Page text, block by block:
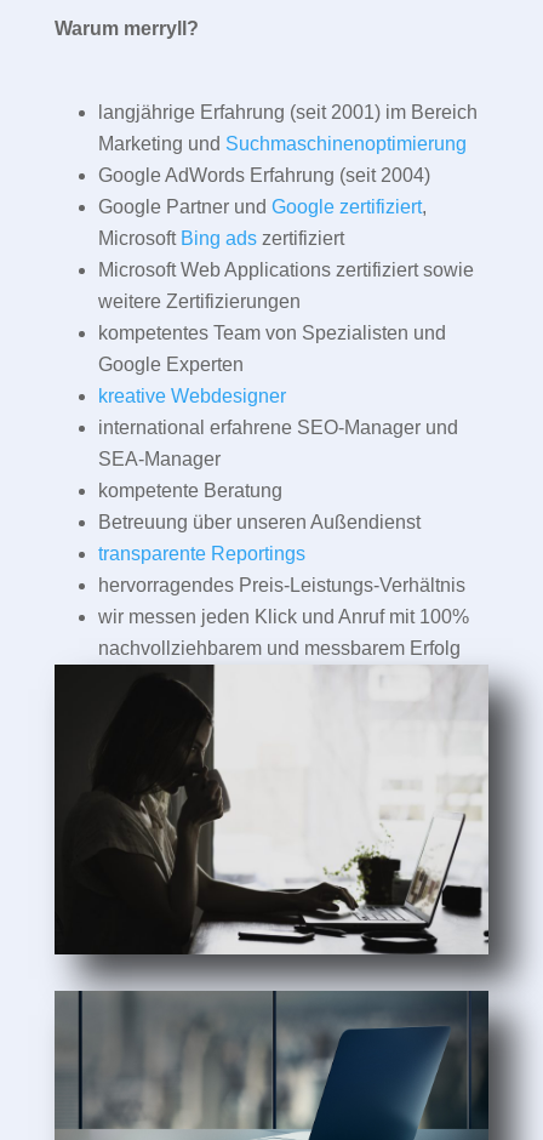
Warum merryll?
langjährige Erfahrung (seit 2001) im Bereich
Marketing und Suchmaschinenoptimierung
Google AdWords Erfahrung (seit 2004)
Google Partner und Google zertifiziert,
Microsoft Bing adszertifiziert
Microsoft Web Applications zertifiziert sowie
weitere Zertifizierungen
kompetentes Team von Spezialisten und
Google Experten
kreative Webdesigner
international erfahrene SEO-Manager und
SEA-Manager
kompetente Beratung
Betreuung über unseren Außendienst
transparente Reportings
hervorragendes Preis-Leistungs-Verhältnis
wir messen jeden Klick und Anruf mit 100%
nachvollziehbarem und messbarem Erfolg